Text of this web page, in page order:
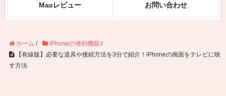
Macレビュー お問い合わせ
ホーム / iPhoneの便利機能 /
【有線版】必要な道具や接続方法を3分で紹介！iPhoneの画面をテレビに映
す方法